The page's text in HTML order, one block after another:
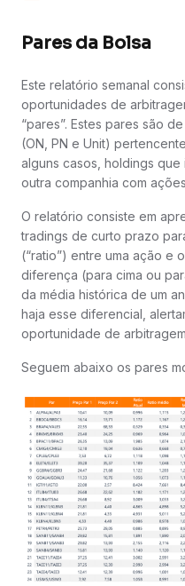
Pares da Bolsa
Este relatório semanal
oportunidades de
“pares”. Estes pares são
(ON, PN e Unit)
alguns casos, holdings que
outra companhia com
O relatório consiste em
tradings de curto prazo
(“ratio”) entre uma ação e
diferença (para cima ou
da média histórica de um
haja esse diferencial,
oportunidade de
Seguem abaixo os pares